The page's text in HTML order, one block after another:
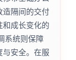
造隔间的交付
成长变化的
系统则保障
与安全。在服